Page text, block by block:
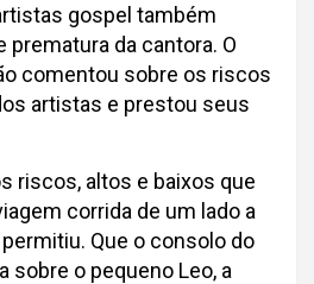
gospel também
prematura da cantora. O
comentou sobre os riscos
artistas e prestou seus
riscos, altos e baixos que
corrida de um lado a
Que o consolo do
sobre o pequeno Leo, a